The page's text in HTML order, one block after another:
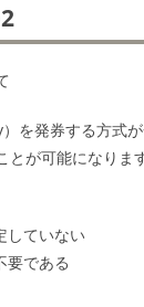
2
を発券する方式
が可能になります
していない
である